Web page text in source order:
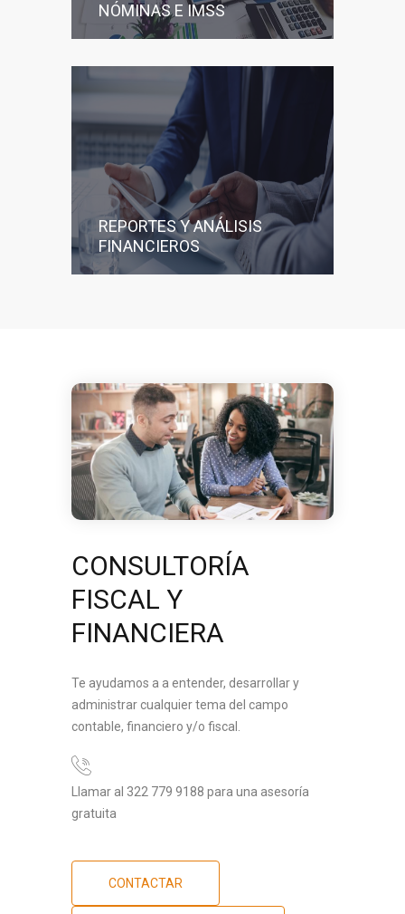
NÓMINAS E IMSS
REPORTES Y ANÁLISIS
FINANCIEROS
CONSULTORÍA
FISCAL Y
FINANCIERA
Te ayudamos a a entender, desarrollar y
administrar cualquier tema del campo
contable, financiero y/o fiscal.
Llamar al 322 779 9188 para una asesoría
gratuita
CONTACTAR